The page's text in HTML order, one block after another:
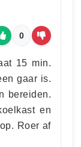
0
15 min.
gaar is.
bereiden.
en
Roer af